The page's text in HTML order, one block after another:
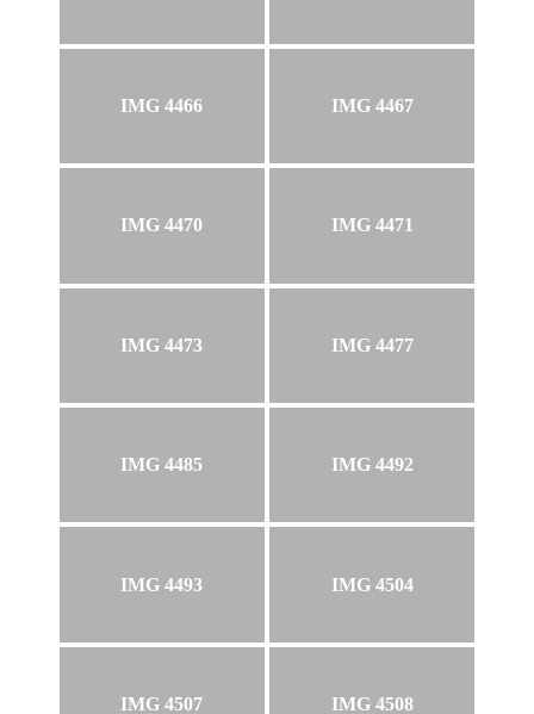
IMG 4466 IMG 4467
IMG 4470 IMG 4471
IMG 4473 IMG 4477
IMG 4485 IMG 4492
IMG 4493 IMG 4504
IMG 4507 IMG 4508